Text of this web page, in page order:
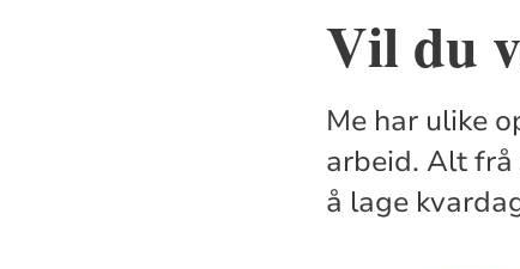
Vil du
Me har ulike
arbeid. Alt
å lage